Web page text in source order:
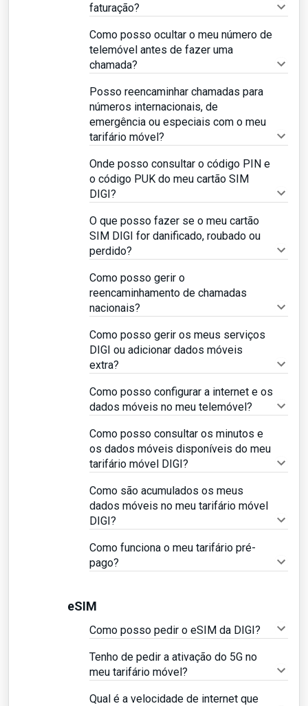
faturação?
Como posso ocultar o meu número de
telemóvel antes de fazer uma
chamada?
Posso reencaminhar chamadas para
números internacionais, de
emergência ou especiais com o meu
tarifário móvel?
Onde posso consultar o código PIN e
o código PUK do meu cartão SIM
DIGI?
O que posso fazer se o meu cartão
SIM DIGI for danificado, roubado ou
perdido?
Como posso gerir o
reencaminhamento de chamadas
nacionais?
Como posso gerir os meus serviços
DIGI ou adicionar dados móveis
extra?
Como posso configurar a internet e os
dados móveis no meu telemóvel?
Como posso consultar os minutos e
os dados móveis disponíveis do meu
tarifário móvel DIGI?
Como são acumulados os meus
dados móveis no meu tarifário móvel
DIGI?
Como funciona o meu tarifário pré-
pago?
eSIM
Como posso pedir o eSIM da DIGI?
Tenho de pedir a ativação do 5G no
meu tarifário móvel?
Qual é a velocidade de internet que